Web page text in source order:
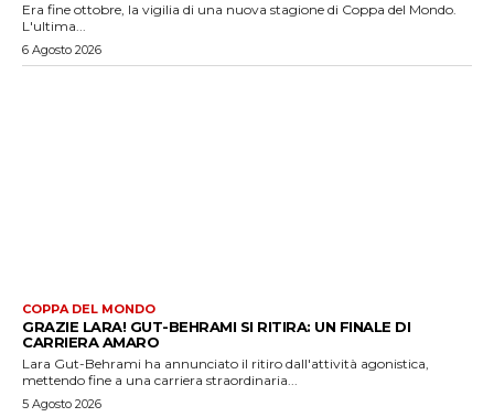
Era fine ottobre, la vigilia di una nuova stagione di Coppa del Mondo.
L'ultima...
6 Agosto 2026
COPPA DEL MONDO
GRAZIE LARA! GUT-BEHRAMI SI RITIRA: UN FINALE DI
CARRIERA AMARO
Lara Gut-Behrami ha annunciato il ritiro dall'attività agonistica,
mettendo fine a una carriera straordinaria...
5 Agosto 2026